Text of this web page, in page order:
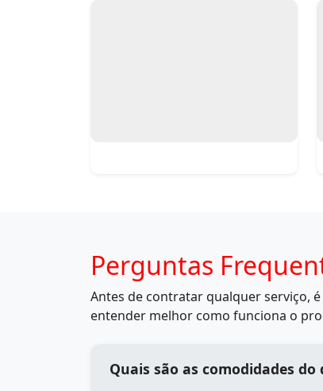
Perguntas
Antes de contratar qualquer serviço,
entender melhor como funciona o
Quais são as comodidades